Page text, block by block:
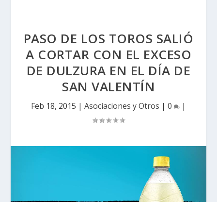
PASO DE LOS TOROS SALIÓ
A CORTAR CON EL EXCESO
DE DULZURA EN EL DÍA DE
SAN VALENTÍN
Feb 18, 2015 | Asociaciones y Otros | 0 |